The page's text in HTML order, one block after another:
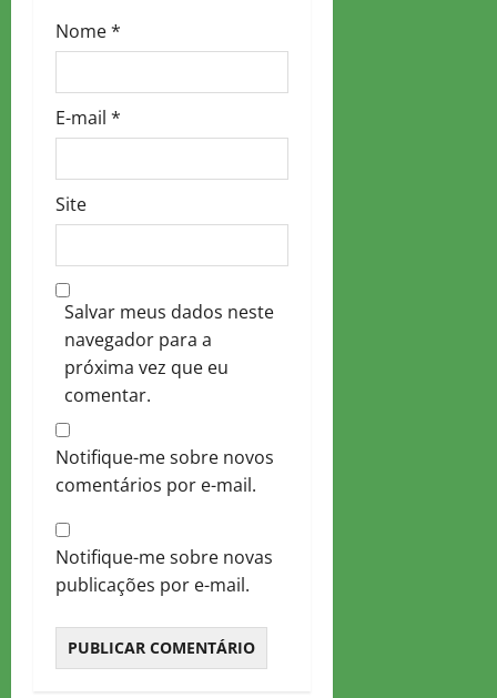
Nome*
E-mail *
Site
Salvar meus dados neste
navegador para a
próxima vez que eu
comentar.
Notifique-me sobre novos
comentários por e-mail.
Notifique-me sobre novas
publicações por e-mail.